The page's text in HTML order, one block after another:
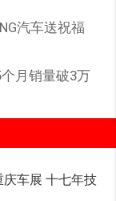
汽车送祝福
月销量破3万
车展 十七年技